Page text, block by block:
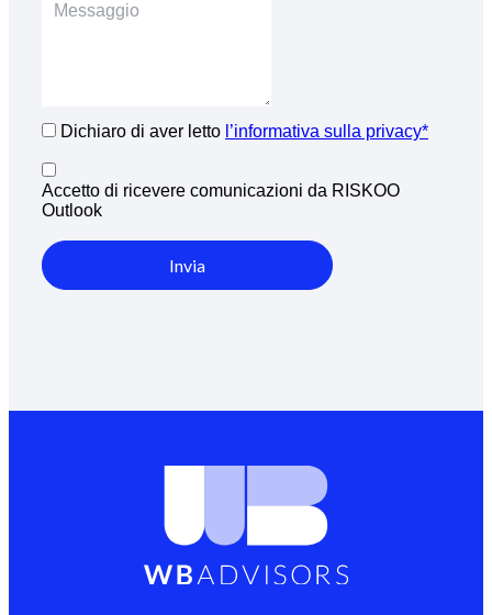
Dichiaro di aver letto l’informativa sulla privacy*
Accetto di ricevere comunicazioni da RISKOO
Outlook
Invia